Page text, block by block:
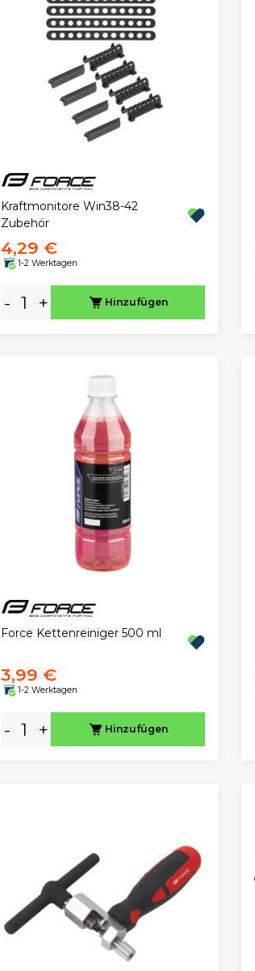
Kraftmonitore Win38-42
Zubehör
4,29 €
1-2 Werktagen
- + Hinzufügen
Force Kettenreiniger 500 ml
3,99 €
1-2 Werktagen
- + Hinzufügen